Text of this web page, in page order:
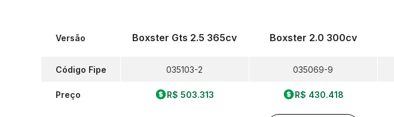
Versão
Código Fipe
Preço
Boxster Gts 2.5 365cv
035103-2
R$ 503.313
Boxster 2.0 300cv
035069-9
R$ 430.418